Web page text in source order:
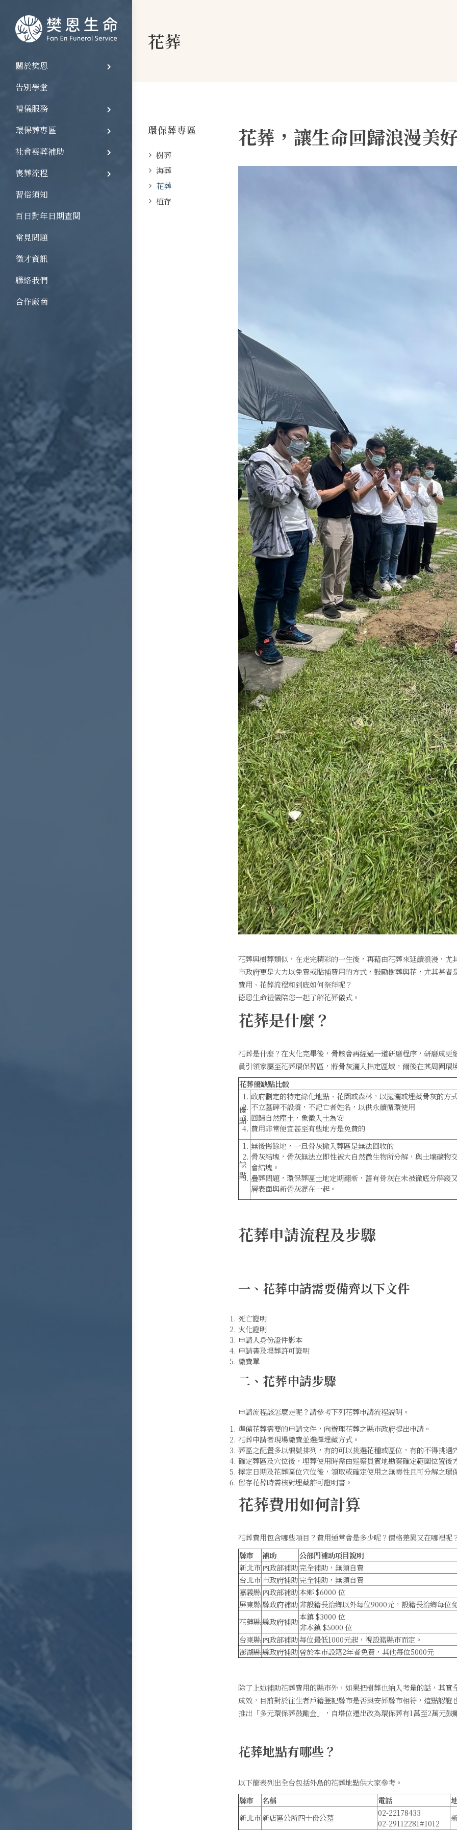
關於樊恩
告別學堂
禮儀服務
環保葬專區
社會喪葬補助
喪葬流程
習俗須知
百日對年日期查閱
常見問題
徵才資訊
聯絡我們
合作廠商
花葬
環保葬專區
樹葬
海葬
花葬
植存
花葬，讓生命回歸浪漫美
花葬與樹葬類似，在走完精彩的一生後，再藉由花葬來延續浪漫，
市政府更是大力以免費或貼補費用的方式，鼓勵樹葬與花，尤其甚
費用、花葬流程和到底如何祭拜呢？
德恩生命禮儀陪您一起了解花葬儀式。
花葬是什麼？
花葬是什麼？在火化完畢後，骨骸會再經過一道研磨程序，研磨成
員引領家屬至花葬環保葬區，將骨灰灑入指定區域，爾後在其周圍環
花葬優缺點比較
優
點
政府劃定的特定綠化地點、花園或森林，以拋灑或埋藏骨灰的方
不立墓碑不設墳，不記亡者姓名，以供永續循環使用
回歸自然塵土，象徵入土為安
費用非常便宜甚至有些地方是免費的
缺
點
無後悔餘地，一旦骨灰撒入葬區是無法回收的
骨灰結塊，骨灰無法立即性被大自然微生物所分解，與土壤礦物
會結塊。
疊葬問題，環保葬區土地定期翻新，舊有骨灰在未被徹底分解錢
層表面與新骨灰混在一起。
花葬申請流程及步驟
一、花葬申請需要備齊以下文件
死亡證明
火化證明
申請人身份證件影本
申請書及埋葬許可證明
繳費單
二、花葬申請步驟
申請流程該怎麼走呢？請參考下列花葬申請流程說明。
準備花葬需要的申請文件，向辦理花葬之縣市政府提出申請。
花葬申請者現場繳費並選擇埋藏方式。
葬區之配置多以編號排列，有的可以挑選花種或區位，有的不得挑選
確定葬區及穴位後，埋葬使用時需由巡察員實地勘察確定範圍位置後
擇定日期及花葬區位穴位後，領取或確定使用之無毒性且可分解之環
留存花葬時需核對埋藏許可證明書。
花葬費用如何計算
花葬費用包含哪些項目？費用通常會是多少呢？價格差異又在哪裡呢？
縣市
補助 公部門補助項目說明
新北市 內政部補助完全補助，無須自費
台北市市政府補助完全補助，無須自費
嘉義縣 內政部補助本鄉 $6000 位
屏東縣縣政府補助非設籍長治鄉以外每位9000元，設籍長治鄉每位
花蓮縣縣政府補助本鎮 $3000 位
非本鎮 $5000 位
台東縣 內政部補助每位最低1000元起，視設籍縣市而定。
澎湖縣縣政府補助曾於本市設籍2年者免費，其他每位5000元
除了上述補助花葬費用的縣市外，如果把樹葬也納入考量的話，其
成效，目前對於往生者戶籍登記縣市是否與安葬縣市相符，這點認
推出「多元環保葬鼓勵金」，自塔位遷出改為環保葬有1萬至2萬元鼓
花葬地點有哪些？
以下簡表列出全台包括外島的花葬地點供大家參考。
縣市
名稱 電話
新北市新店區公所四十份公墓
02-22178433
02-29112281#1012